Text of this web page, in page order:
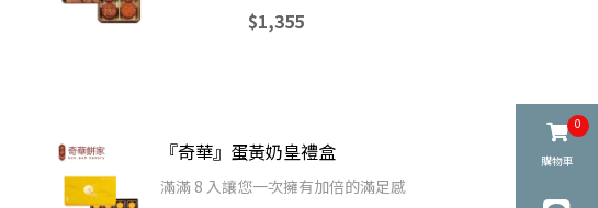
$1,355
『奇華』蛋黃奶皇禮盒
滿滿 8 入讓您一次擁有加倍的滿足感
購物車
0